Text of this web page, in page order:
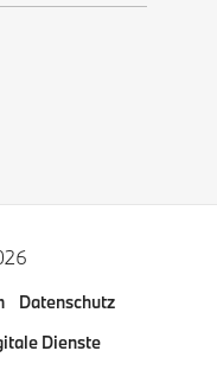
Datenschutz
Dienste